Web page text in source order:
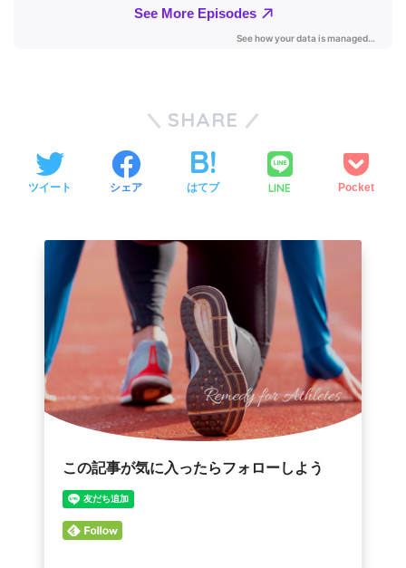
SHARE
ツイート シェア はてブ LINE Pocket
この記事が気に入ったらフォローしよう